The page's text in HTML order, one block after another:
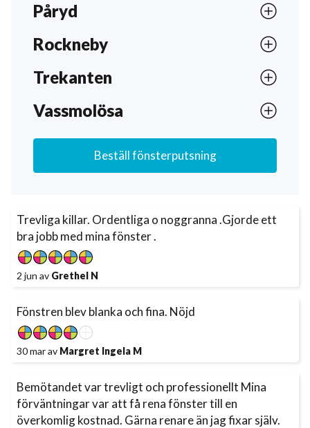
Påryd
Rockneby
Trekanten
Vassmolösa
Beställ fönsterputsning
Trevliga killar. Ordentliga o noggranna .Gjorde ett
bra jobb med mina fönster .
2 jun av Grethel N
Fönstren blev blanka och fina. Nöjd
30 mar av Margret Ingela M
Bemötandet var trevligt och professionellt Mina
förväntningar var att få rena fönster till en
överkomlig kostnad. Gärna renare än jag fixar själv.